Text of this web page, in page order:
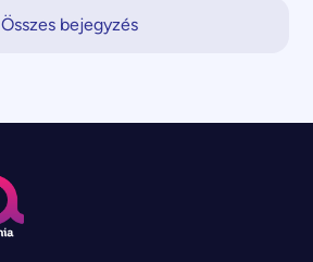
Összes bejegyzés